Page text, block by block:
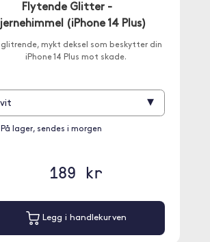
Flytende Glitter -
(iPhone 14 Plus)
glitrende, mykt deksel som beskytter din
iPhone 14 Plus mot skade.
▾
På lager, sendes i morgen
189 kr
Legg i handlekurven